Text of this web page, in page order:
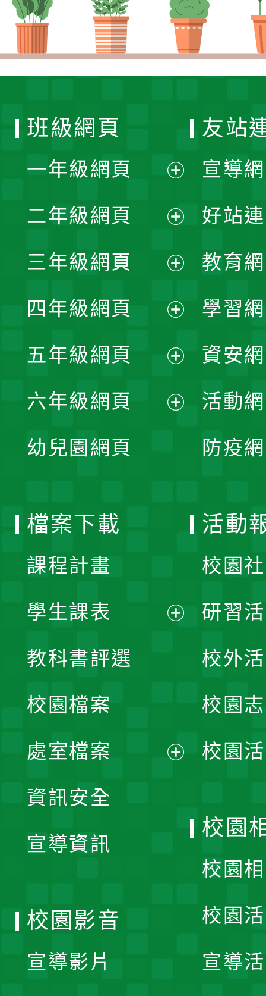
班級網頁
一年級網頁
開
選
單
二年級網頁
開
選
單
三年級網頁
開
選
單
四年級網頁
開
選
五年級網頁
開
六年級網頁
幼兒園網頁
友站
宣導
好站
教育
學習
資安
活動
防疫
檔案下載
課程計畫
學生課表
單
教科書評選
校園檔案
處室檔案
資訊安全
宣導資訊
活動
校園
研習
校外
校園
校園
校園
校園
校園
宣導
校園影音
宣導影片